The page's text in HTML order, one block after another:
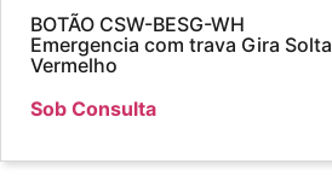
BOTÃO CSW-BESG-WH
Emergencia com trava Gira Solta
Vermelho
Sob Consulta